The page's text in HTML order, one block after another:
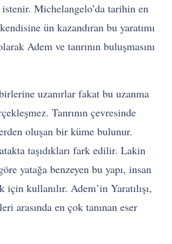
istenir. Michelangelo’da tarihin en
ün kazandıran bu yaratımı
Adem ve tanrının buluşmasını
uzanırlar fakat bu uzanma
Tanrının çevresinde
oluşan bir küme bulunur.
taşıdıkları fark edilir. Lakin
yatağa benzeyen bu yapı, insan
kullanılır. Adem’in Yaratılışı,
arasında en çok tanınan eser